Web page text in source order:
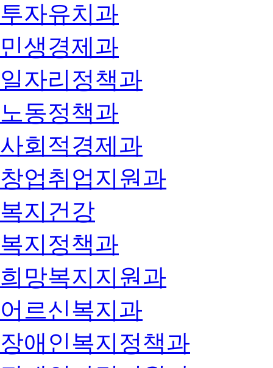
투자유치과
민생경제과
일자리정책과
노동정책과
사회적경제과
창업취업지원과
복지건강
복지정책과
희망복지지원과
어르신복지과
장애인복지정책과